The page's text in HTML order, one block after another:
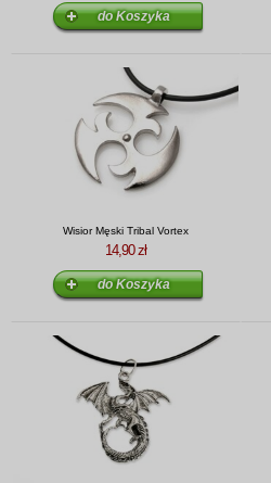
Wisior Męski Tribal Vortex
14,90 zł